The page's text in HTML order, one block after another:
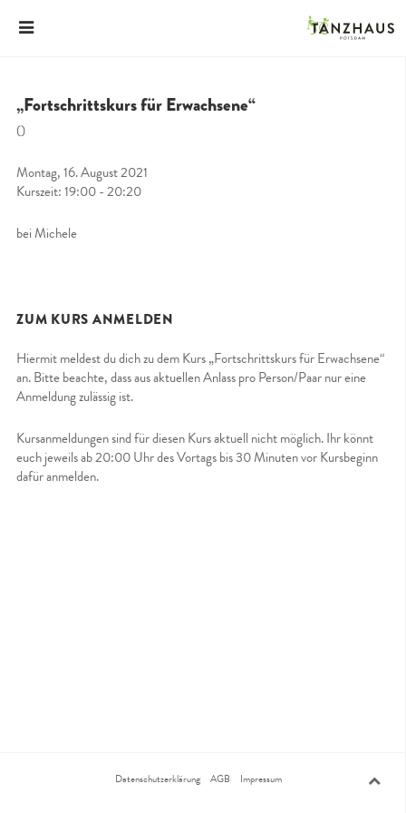
„Fortschrittskurs für Erwachsene“
()
Montag, 16. August 2021
Kurszeit: 19:00 - 20:20
bei Michele
ZUM KURS ANMELDEN
Hiermit meldest du dich zu dem Kurs „Fortschrittskurs für Erwachsene“
an. Bitte beachte, dass aus aktuellen Anlass pro Person/Paar nur eine
Anmeldung zulässig ist.
Kursanmeldungen sind für diesen Kurs aktuell nicht möglich. Ihr könnt
euch jeweils ab 20:00 Uhr des Vortags bis 30 Minuten vor Kursbeginn
dafür anmelden.
Datenschutzerklärung AGB Impressum